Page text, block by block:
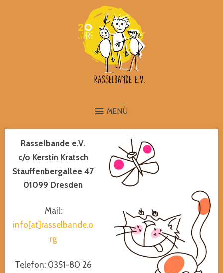
MENÜ
Rasselbande e.V.
c/o Kerstin Kratsch
Stauffenbergallee 47
01099 Dresden
Mail:
info[at]rasselbande.o
rg
Telefon: 0351-80 26